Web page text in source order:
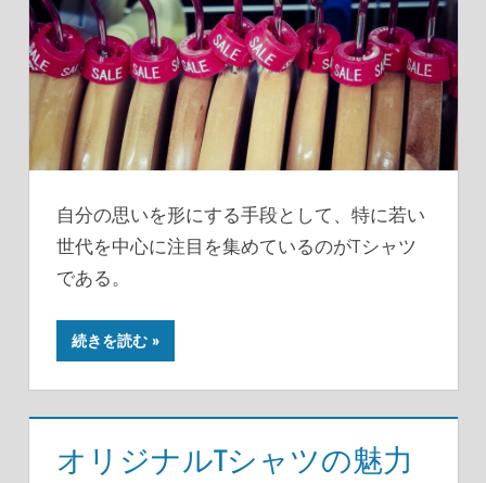
自分の思いを形にする手段として、特に若い
世代を中心に注目を集めているのがTシャツ
である。
続きを読む
オリジナルTシャツの魅力